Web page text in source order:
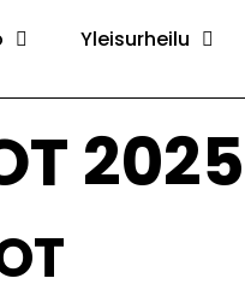
Yleisurheilu
2025